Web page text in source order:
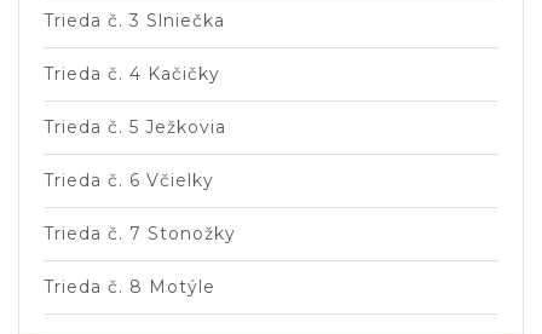
Trieda č. 3 Slniečka
Trieda č. 4 Kačičky
Trieda č. 5 Ježkovia
Trieda č. 6 Včielky
Trieda č. 7 Stonožky
Trieda č. 8 Motýle